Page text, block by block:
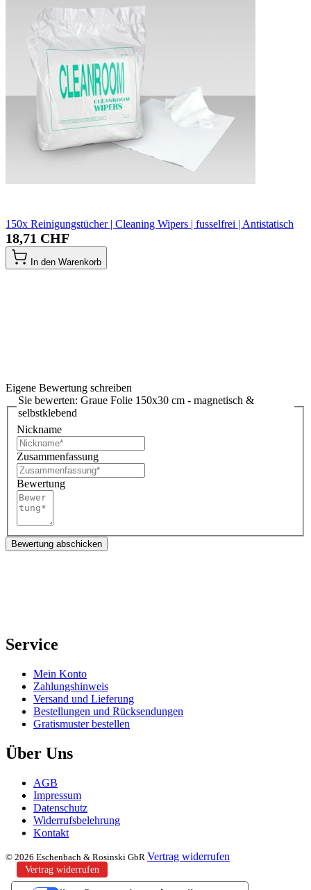
150x Reinigungstücher | Cleaning Wipers | fusselfrei | Antistatisch
18,71 CHF
In den Warenkorb
Eigene Bewertung schreiben
Sie bewerten: Graue Folie 150x30 cm - magnetisch &
selbstklebend
Nickname
Zusammenfassung
Bewertung
Bewertung abschicken
Service
Mein Konto
Zahlungshinweis
Versand und Lieferung
Bestellungen und Rücksendungen
Gratismuster bestellen
Über Uns
AGB
Impressum
Datenschutz
Widerrufsbelehrung
Kontakt
© 2026 Eschenbach & Rosinski GbR Vertrag widerrufen
Vertrag widerrufen